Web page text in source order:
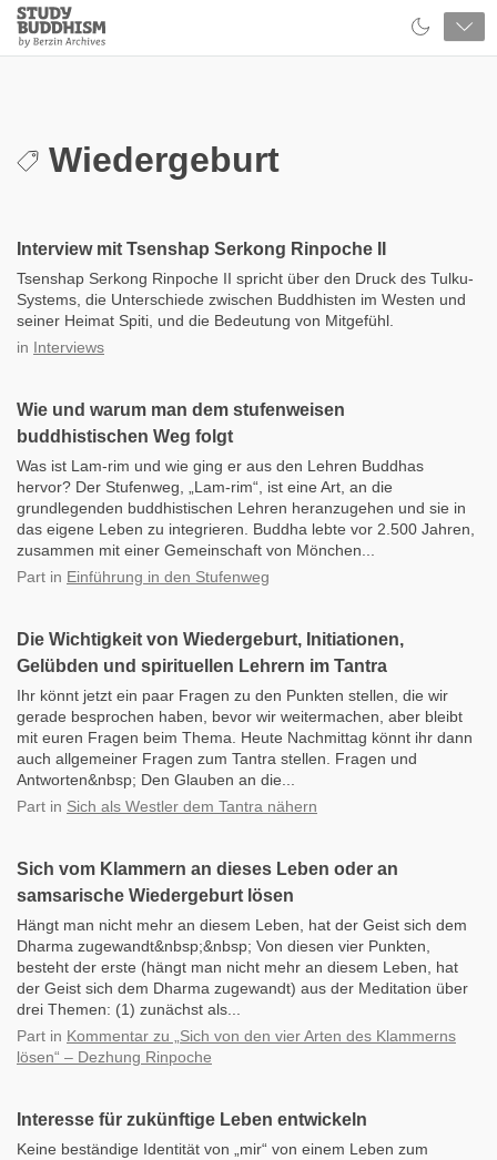
Close
Study
Buddhism
Wiedergeburt
Interview mit Tsenshap Serkong Rinpoche II
Tsenshap Serkong Rinpoche II spricht über den Druck des Tulku-
Systems, die Unterschiede zwischen Buddhisten im Westen und
seiner Heimat Spiti, und die Bedeutung von Mitgefühl.
in Interviews
Wie und warum man dem stufenweisen
buddhistischen Weg folgt
Was ist Lam-rim und wie ging er aus den Lehren Buddhas
hervor? Der Stufenweg, „Lam-rim“, ist eine Art, an die
grundlegenden buddhistischen Lehren heranzugehen und sie in
das eigene Leben zu integrieren. Buddha lebte vor 2.500 Jahren,
zusammen mit einer Gemeinschaft von Mönchen...
Part in Einführung in den Stufenweg
Die Wichtigkeit von Wiedergeburt, Initiationen,
Gelübden und spirituellen Lehrern im Tantra
Ihr könnt jetzt ein paar Fragen zu den Punkten stellen, die wir
gerade besprochen haben, bevor wir weitermachen, aber bleibt
mit euren Fragen beim Thema. Heute Nachmittag könnt ihr dann
auch allgemeiner Fragen zum Tantra stellen. Fragen und
Antworten&nbsp; Den Glauben an die...
Part in Sich als Westler dem Tantra nähern
Sich vom Klammern an dieses Leben oder an
samsarische Wiedergeburt lösen
Hängt man nicht mehr an diesem Leben, hat der Geist sich dem
Dharma zugewandt&nbsp;&nbsp; Von diesen vier Punkten,
besteht der erste (hängt man nicht mehr an diesem Leben, hat
der Geist sich dem Dharma zugewandt) aus der Meditation über
drei Themen: (1) zunächst als...
Part in Kommentar zu „Sich von den vier Arten des Klammerns
lösen“ – Dezhung Rinpoche
Interesse für zukünftige Leben entwickeln
Keine beständige Identität von „mir“ von einem Leben zum